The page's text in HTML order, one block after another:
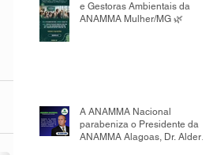
e Gestoras Ambientais da
ANAMMA Mulher/MG 🌿
A ANAMMA Nacional
parabeniza o Presidente da
ANAMMA Alagoas, Dr. Alder